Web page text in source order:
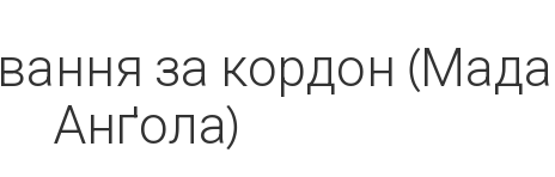
за кордон
Анґола)